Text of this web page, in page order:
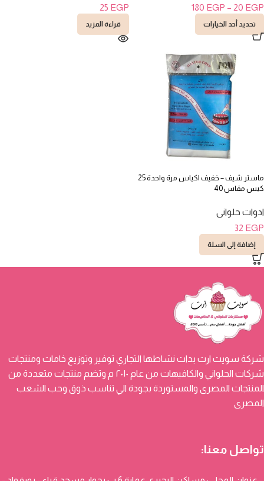
20 EGP
–
180 EGP
تحديد أحد الخيارات
25 EGP
قراءة المزيد
ماستر شيف – خفيف اكياس مرة واحدة 25
كيس مقاس 40
ادوات حلوانى
32 EGP
إضافة إلى السلة
شركة سويت ارت بدات نشاطها التجاري توفير وتوزيع خامات ومنتجات
شركات الحلواني والكافيهات من عام ٢٠١٠ م وتضم منتجات متعددة من
المنتجات المصرى والمستوردة بجودة الي تناسب ذوق وحب الشعب
المصرى
تواصل معنا: